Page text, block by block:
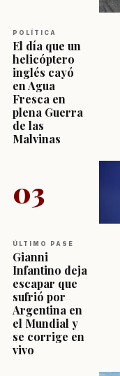
POLÍTICA
El día que un
helicóptero
inglés cayó
en Agua
Fresca en
plena Guerra
de las
Malvinas
03
ÚLTIMO PASE
Gianni
Infantino deja
escapar que
sufrió por
Argentina en
el Mundial y
se corrige en
vivo